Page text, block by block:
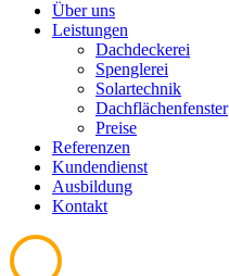
Über uns
Leistungen
Dachdeckerei
Spenglerei
Solartechnik
Dachflächenfenster
Preise
Referenzen
Kundendienst
Ausbildung
Kontakt